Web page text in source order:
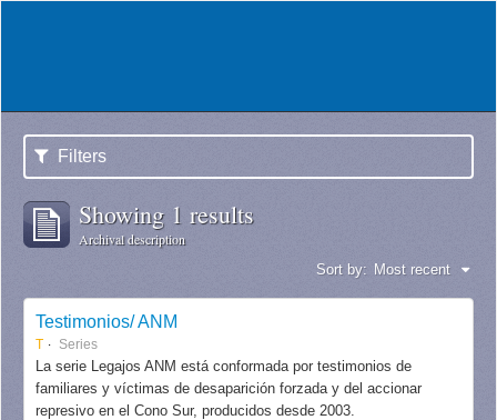
Filters
Showing 1 results
Archival description
Sort by: Most recent
Testimonios/ ANM
T Series
La serie Legajos ANM está conformada por testimonios de
familiares y víctimas de desaparición forzada y del accionar
represivo en el Cono Sur, producidos desde 2003.